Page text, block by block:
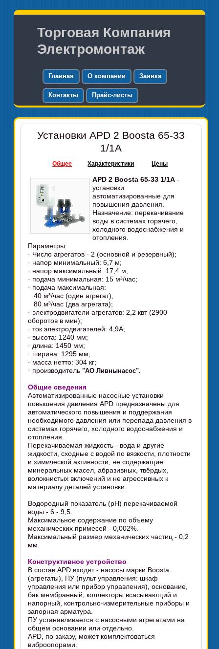
Торговая Компания
Электромонтаж
Главная О компании Заявка
Контакты Прайс-листы
Установки APD 2 Boosta 65-33
1/1А
Общее Характеристики Цены
APD 2 Boosta 65-33 1/1А -
установки
автоматизированные для
повышения давления.
Назначение: перекачивание
воды в системах горячего,
холодного водоснабжения и
отопления.
Параметры:
· Число агрегатов - 2 (основной и резервный);
· напор минимальный: 6,7 м;
· напор максимальный: 17,4 м;
· подача минимальная: 15 м³/час;
· подача максимальная:
40 м³/час (один агрегат);
80 м³/час (два агрегата);
· электродвигатели агрегатов: 2,2 квт (2900
оборотов в мин);
· ток электродвигателей: 4,9А;
· высота: 1240 мм;
· длина: 1450 мм;
· ширина: 1295 мм;
· масса нетто: 304 кг;
· производитель"АО Ливнынасос".
Общие сведения
Автоматизированные насосные установки
повышения давления APD предназначены для
автоматического повышения и поддержания
необходимого давления или перепада давления в
системах горячего, холодного водоснабжения и
отопления.
Перекачиваемая жидкость - вода и другие
жидкости, сходные с водой по вязкости, плотности
и химической активности, не содержащие
минеральных масел, абразивных, твёрдых,
волокнистых включений и не агрессивных к
материалу деталей установки.
Водородный показатель (pH) перекачиваемой
воды - 6 - 9,5.
Максимальное содержание по объему
механических примесей - 0,002%.
Максимальный размер механических частиц - 0,2
мм.
Конструктивное устройство
В состав APD входят - насосы марки Boosta
(агрегаты), ПУ (пульт управления: шкаф
управления или прибор управления), основание,
бак мембранный, коллекторы всасывающий и
напорный, контрольно-измерительные приборы и
запорная арматура.
ПУ устанавливается с насосными агрегатами на
общем основании или отдельно.
APD, по заказу, может комплектоваться
виброопорами.